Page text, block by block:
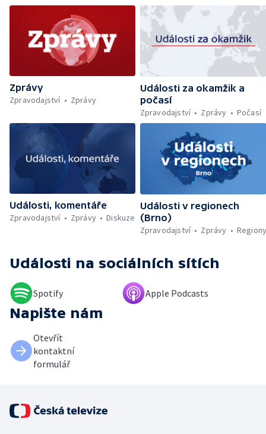
Vzácný materiál z rašeliniště v Jeseníkách —
Česká ConsilTech kupuje norskou
společnost Madshus — Ocenění Gentlemana
silnic za záchranu života — Další teplotní
rekordy v Česku — Rekordní teplota
naměřená na Moravě — Klimatizace v MHD —
Klimatizace na dětských odděleních
nemocnic — Klimatizace v domácnostech —
Žaloba proti Trumpovým clům — Záchrana
migrantů v Lamanšském průlivu — Čištění
Karlova mostu — Sběr borůvek v
zakázaných oblastech Šumavy — Investice
do energetické sítě — Hromadný pohřeb v
Gaze — Drahý život v Jižní Koreji — Potopení
indické lodi v Rudém moři — Nedostatek
vody ovlivňuje zdraví ptáků — Natáčení
vánoční pohádky pro neslyšící
Zprávy
Zpravodajství
Zprávy
Události za okamžik a
počasí
Zpravodajství
Zprávy Počasí
Události, komentáře
Zpravodajství
Zprávy Diskuze
Události v regionech
(Brno)
Zpravodajství
Zprávy
Události na sociálních sítích
Spotify Apple Podcasts
Napište nám
Otevřít
kontaktní
formulář